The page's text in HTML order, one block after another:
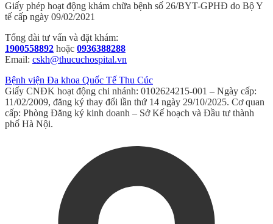
Giấy phép hoạt động khám chữa bệnh số 26/BYT-GPHĐ do Bộ Y
tế cấp ngày 09/02/2021
Tổng đài tư vấn và đặt khám:
1900558892 hoặc 0936388288
Email: cskh@thucuchospital.vn
Bệnh viện Đa khoa Quốc Tế Thu Cúc
Giấy CNĐK hoạt động chi nhánh: 0102624215-001 – Ngày cấp:
11/02/2009, đăng ký thay đổi lần thứ 14 ngày 29/10/2025. Cơ quan
cấp: Phòng Đăng ký kinh doanh – Sở Kế hoạch và Đầu tư thành
phố Hà Nội.